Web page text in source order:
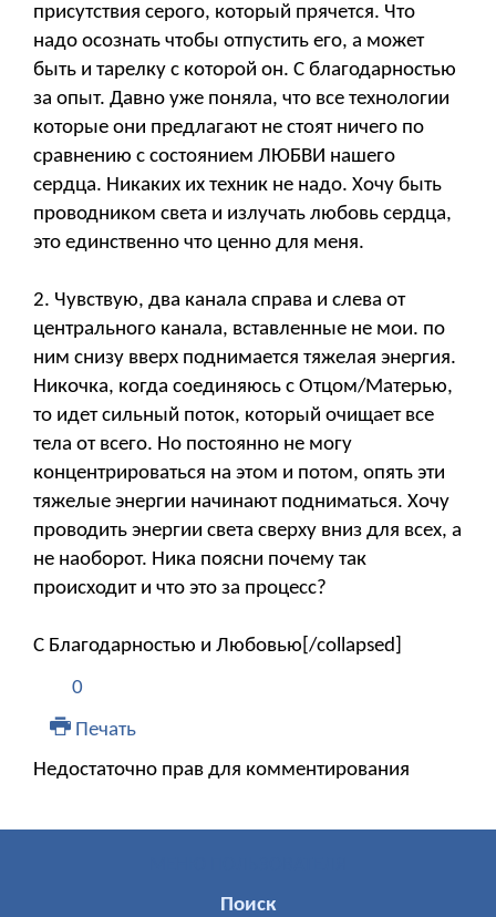
присутствия серого, который прячется. Что
надо осознать чтобы отпустить его, а может
быть и тарелку с которой он. С благодарностью
за опыт. Давно уже поняла, что все технологии
которые они предлагают не стоят ничего по
сравнению с состоянием ЛЮБВИ нашего
сердца. Никаких их техник не надо. Хочу быть
проводником света и излучать любовь сердца,
это единственно что ценно для меня.
2. Чувствую, два канала справа и слева от
центрального канала, вставленные не мои. по
ним снизу вверх поднимается тяжелая энергия.
Никочка, когда соединяюсь с Отцом/Матерью,
то идет сильный поток, который очищает все
тела от всего. Но постоянно не могу
концентрироваться на этом и потом, опять эти
тяжелые энергии начинают подниматься. Хочу
проводить энергии света сверху вниз для всех, а
не наоборот. Ника поясни почему так
происходит и что это за процесс?
С Благодарностью и Любовью[/collapsed]
0
Печать
Недостаточно прав для комментирования
Поиск